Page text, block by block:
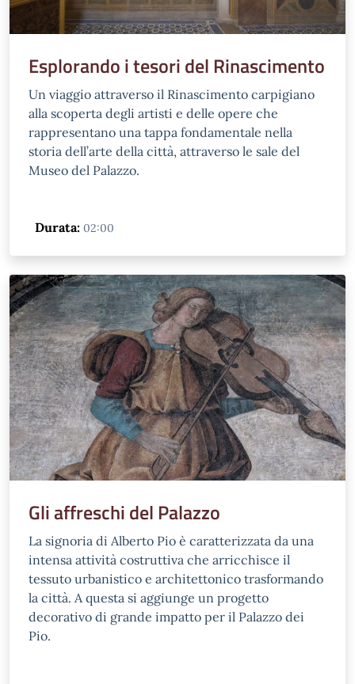
Esplorando i tesori del Rinascimento
Un viaggio attraverso il Rinascimento carpigiano
alla scoperta degli artisti e delle opere che
rappresentano una tappa fondamentale nella
storia dell’arte della città, attraverso le sale del
Museo del Palazzo.
Durata: 02:00
Gli affreschi del Palazzo
La signoria di Alberto Pio è caratterizzata da una
intensa attività costruttiva che arricchisce il
tessuto urbanistico e architettonico trasformando
la città. A questa si aggiunge un progetto
decorativo di grande impatto per il Palazzo dei
Pio.